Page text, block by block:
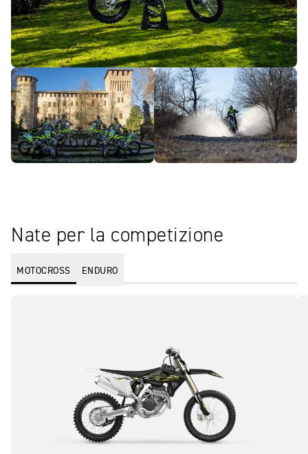
Nate per la competizione
MOTOCROSS ENDURO